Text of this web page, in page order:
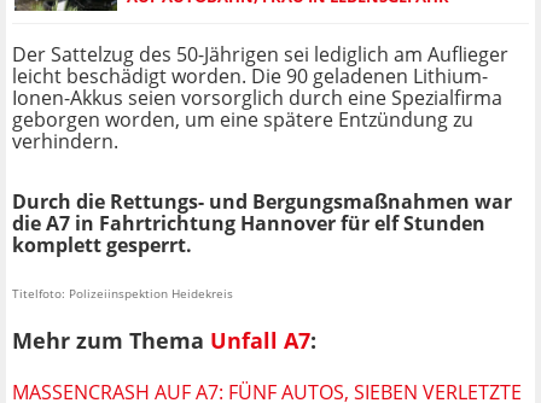
Der Sattelzug des 50-Jährigen sei lediglich am Auflieger
leicht beschädigt worden. Die90 geladenen Lithium-
Ionen-Akkus seien vorsorglich durch eine Spezialfirma
geborgen worden, um eine spätere Entzündung zu
verhindern.
Durch die Rettungs- und Bergungsmaßnahmen war
die A7 in Fahrtrichtung Hannover für elf Stunden
komplett gesperrt.
Titelfoto: Polizeiinspektion Heidekreis
Mehr zum Thema Unfall A7:
MASSENCRASH AUF A7: FÜNF AUTOS, SIEBEN VERLETZTE